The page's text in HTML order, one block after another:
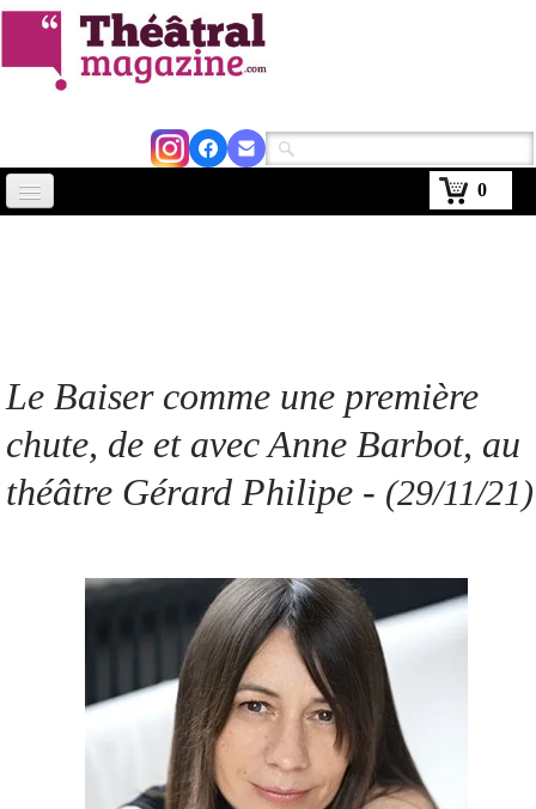
0
Se connecter
Le Baiser comme une première
chute, de et avec Anne Barbot, au
théâtre Gérard Philipe - (29/11/21)